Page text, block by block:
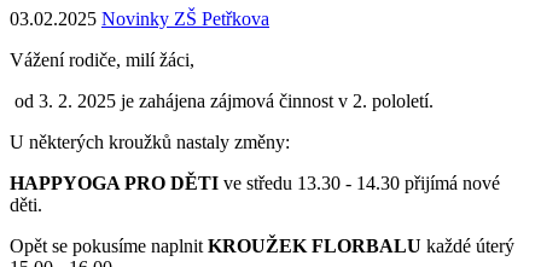
03.02.2025 Novinky ZŠ Petřkova
Vážení rodiče, milí žáci,
od 3. 2. 2025 je zahájena zájmová činnost v 2. pololetí.
U některých kroužků nastaly změny:
HAPPYOGA PRO DĚTI ve středu 13.30 - 14.30 přijímá nové
děti.
Opět se pokusíme naplnit KROUŽEK FLORBALU každé úterý